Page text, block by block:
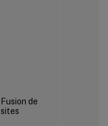
Fusion de
sites